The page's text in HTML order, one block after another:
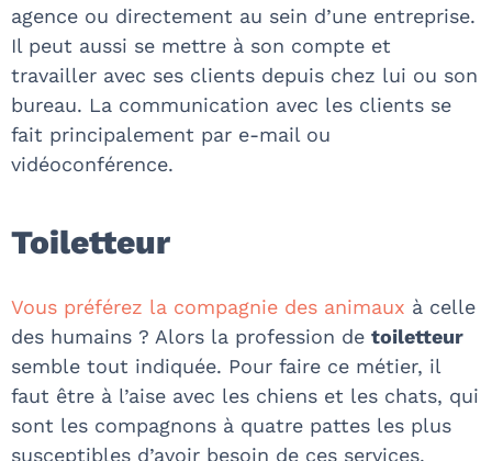
agence ou directement au sein d’une entreprise.
Il peut aussi se mettre à son compte et
travailler avec ses clients depuis chez lui ou son
bureau. La communication avec les clients se
fait principalement par e-mail ou
vidéoconférence.
Toiletteur
Vous préférez la compagnie des animaux à celle
des humains ? Alors la profession de toiletteur
semble tout indiquée. Pour faire ce métier, il
faut être à l’aise avec les chiens et les chats, qui
sont les compagnons à quatre pattes les plus
susceptibles d’avoir besoin de ces services.